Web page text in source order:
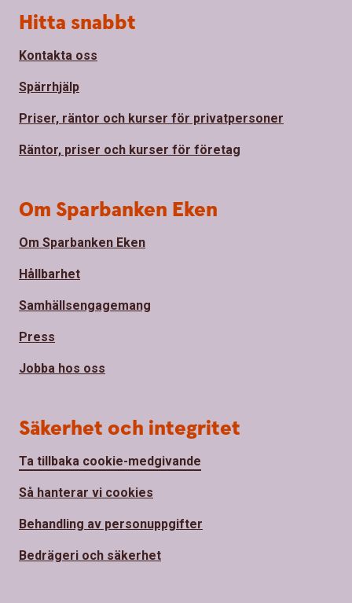
Sidfot
Hitta snabbt
Kontakta oss
Spärrhjälp
Priser, räntor och kurser för privatpersoner
Räntor, priser och kurser för företag
Om Sparbanken Eken
Om Sparbanken Eken
Hållbarhet
Samhällsengagemang
Press
Jobba hos oss
Säkerhet och integritet
Ta tillbaka cookie-medgivande
Så hanterar vi cookies
Behandling av personuppgifter
Bedrägeri och säkerhet